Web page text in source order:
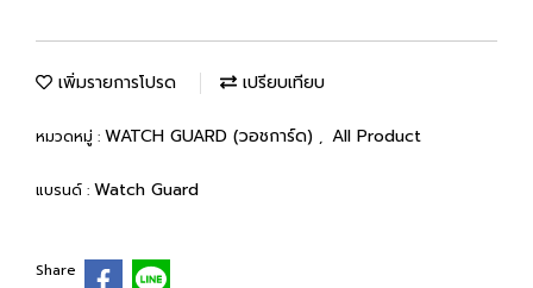
เพิ่มรายการโปรด เปรียบเทียบ
หมวดหมู่ : WATCH GUARD (วอชการ์ด) , All Product
แบรนด์ : Watch Guard
Share